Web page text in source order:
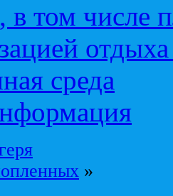
в том числе
среда
»